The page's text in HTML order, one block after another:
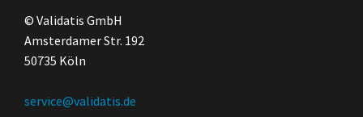
© Validatis GmbH
Amsterdamer Str. 192
50735 Köln
service@validatis.de